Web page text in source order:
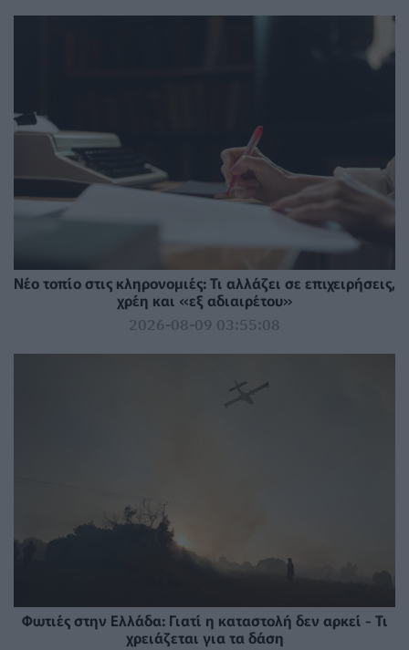
Νέο τοπίο στις κληρονομιές: Τι αλλάζει σε επιχειρήσεις,
χρέη και «εξ αδιαιρέτου»
2026-08-09 03:55:08
Φωτιές στην Ελλάδα: Γιατί η καταστολή δεν αρκεί - Τι
χρειάζεται για τα δάση